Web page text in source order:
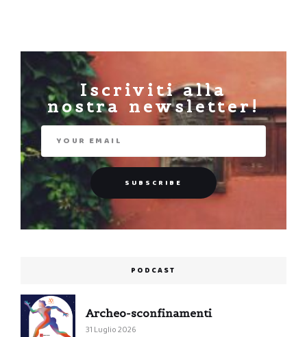
Iscriviti alla
nostra newsletter!
PODCAST
Archeo-sconfinamenti
31 Luglio 2026